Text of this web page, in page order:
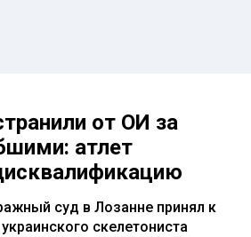
от ОИ за
атлет
суд в Лозанне принял к
скелетониста